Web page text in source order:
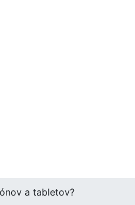
a tabletov?